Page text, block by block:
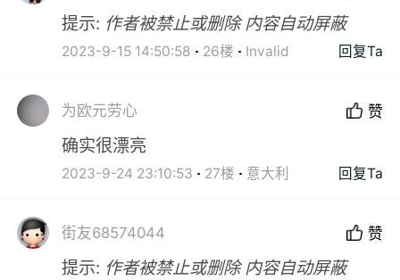
提示: 作者被禁止或删除 内容自动屏蔽
2023-9-15 14:50:58 26楼 Invalid 回复Ta
为欧元劳心 赞
确实很漂亮
2023-9-24 23:10:53 27楼 意大利 回复Ta
街友68574044 赞
提示: 作者被禁止或删除 内容自动屏蔽